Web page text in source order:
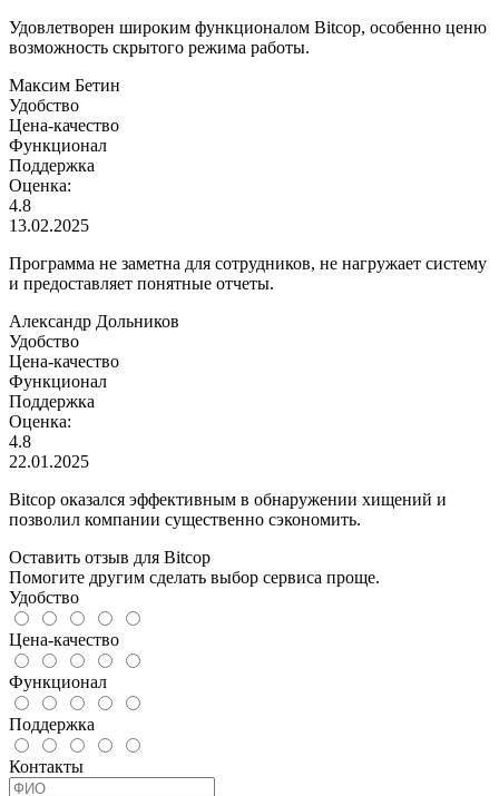
Удовлетворен широким функционалом Bitcop, особенно ценю
возможность скрытого режима работы.
Максим Бетин
Удобство
Цена-качество
Функционал
Поддержка
Оценка:
4.8
13.02.2025
Программа не заметна для сотрудников, не нагружает систему
и предоставляет понятные отчеты.
Александр Дольников
Удобство
Цена-качество
Функционал
Поддержка
Оценка:
4.8
22.01.2025
Bitcop оказался эффективным в обнаружении хищений и
позволил компании существенно сэкономить.
Оставить отзыв для Bitcop
Помогите другим сделать выбор сервиса проще.
Удобство
Цена-качество
Функционал
Поддержка
Контакты